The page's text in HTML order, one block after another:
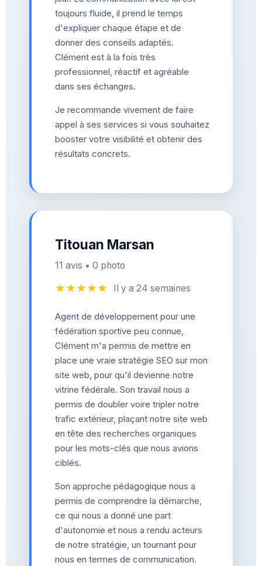
toujours fluide, il prend le temps
d'expliquer chaque étape et de
donner des conseils adaptés.
Clément est à la fois très
professionnel, réactif et agréable
dans ses échanges.
Je recommande vivement de faire
appel à ses services si vous souhaitez
booster votre visibilité et obtenir des
résultats concrets.
Titouan Marsan
11 avis • 0 photo
★★★★★ Il y a 24 semaines
Agent de développement pour une
fédération sportive peu connue,
Clément m'a permis de mettre en
place une vraie stratégie SEO sur mon
site web, pour qu'il devienne notre
vitrine fédérale. Son travail nous a
permis de doubler voire tripler notre
trafic extérieur, plaçant notre site web
en tête des recherches organiques
pour les mots-clés que nous avions
ciblés.
Son approche pédagogique nous a
permis de comprendre la démarche,
ce qui nous a donné une part
d'autonomie et nous a rendu acteurs
de notre stratégie, un tournant pour
nous en termes de communication.